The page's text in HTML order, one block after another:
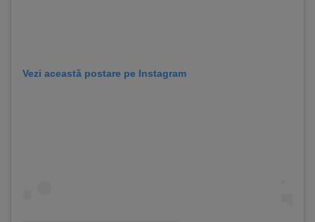
Vezi această postare pe Instagram